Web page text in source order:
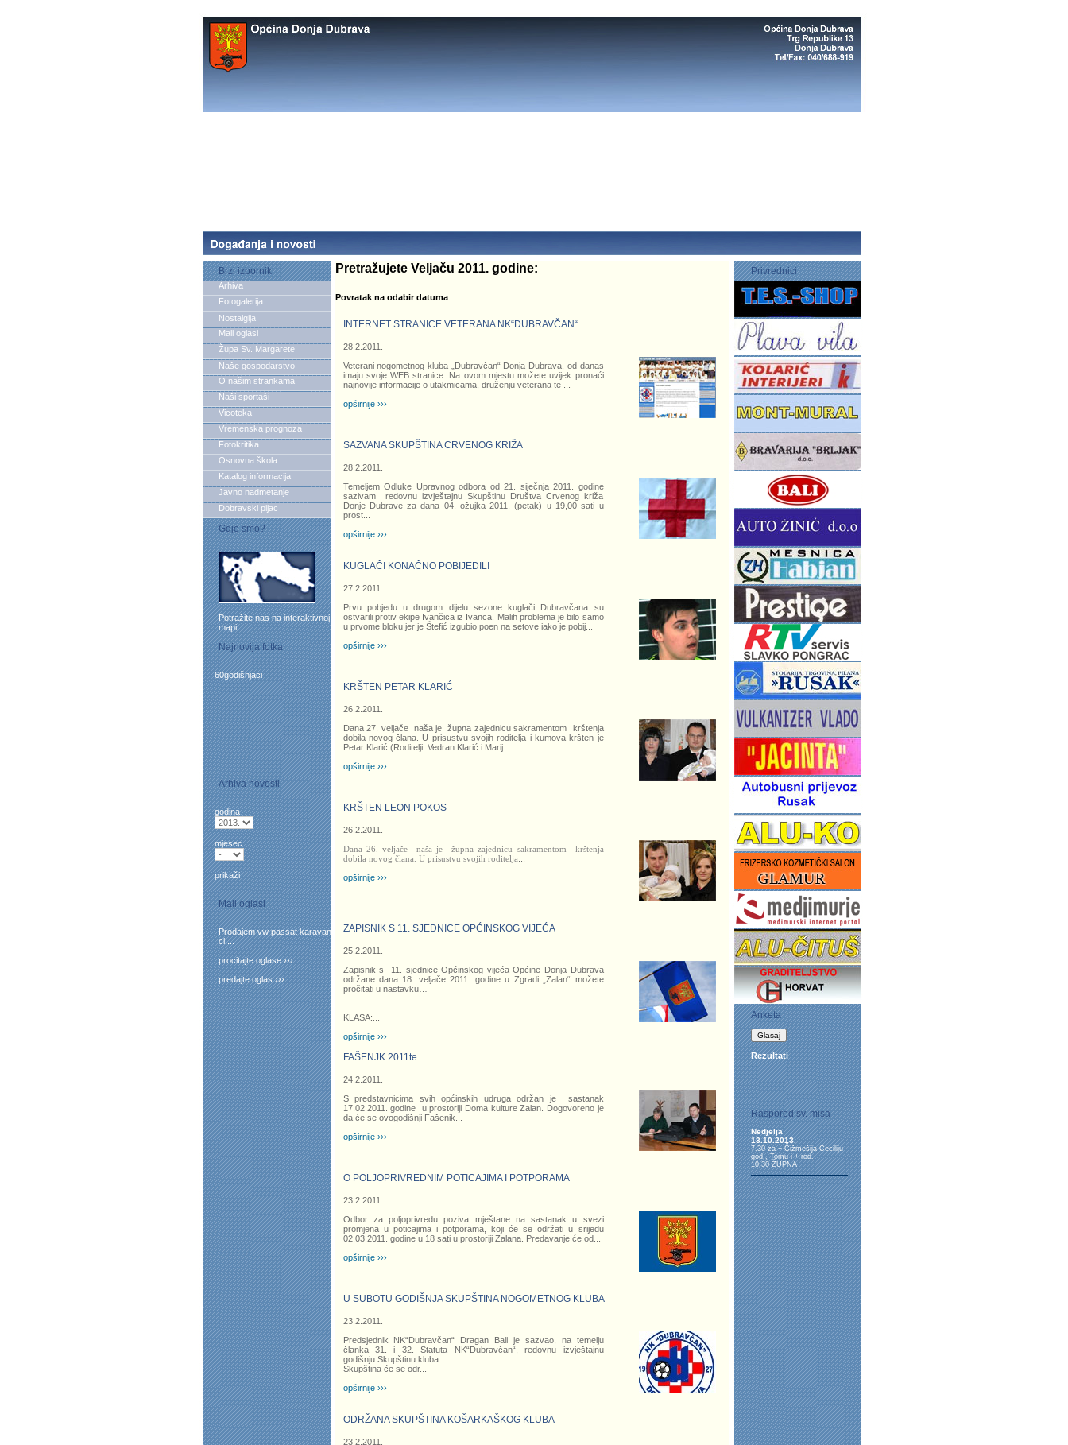
Brzi izbornik
Arhiva
Fotogalerija
Nostalgija
Mali oglasi
Župa Sv. Margarete
Naše gospodarstvo
O našim strankama
Naši sportaši
Vicoteka
Vremenska prognoza
Fotokritika
Osnovna škola
Katalog informacija
Javno nadmetanje
Dobravski pijac
Gdje smo?
Potražite nas na interaktivnoj
mapi!
Najnovija fotka
60godišnjaci
Arhiva novosti
godina
mjesec
prikaži
Mali oglasi
Prodajem vw passat karavan
cl,...
procitajte oglase ›››
predajte oglas ›››
Pretražujete Veljaču 2011. godine:
Povratak na odabir datuma
INTERNET STRANICE VETERANA NK“DUBRAVČAN“
28.2.2011.
Veterani nogometnog kluba „Dubravčan“ Donja Dubrava, od danas
imaju svoje WEB stranice. Na ovom mjestu možete uvijek pronaći
najnovije informacije o utakmicama, druženju veterana te
opširnije ›››
SAZVANA SKUPŠTINA CRVENOG KRIŽA
28.2.2011.
Temeljem Odluke Upravnog odbora od 21. siječnja 2011. godine
sazivam redovnu izvještajnu Skupštinu Društva Crvenog križa
Donje Dubrave za dana 04. ožujka 2011. (petak) u 19,00 sati u
prost...
opširnije ›››
KUGLAČI KONAČNO POBIJEDILI
27.2.2011.
Prvu pobjedu u drugom dijelu sezone kuglači Dubravčana su
ostvarili protiv ekipe Ivančica iz Ivanca. Malih problema je bilo samo
u prvome bloku jer je Štefić izgubio poen na setove iako je pobij...
opširnije ›››
KRŠTEN PETAR KLARIĆ
26.2.2011.
Dana 27. veljače naša je župna zajednicu sakramentom krštenja
dobila novog člana. U prisustvu svojih roditelja i kumova kršten je
Petar Klarić (Roditelji: Vedran Klarić i Marij...
opširnije ›››
KRŠTEN LEON POKOS
26.2.2011.
Dana 26. veljače naša je župna zajednicu sakramentom krštenja
dobila novog člana. U prisustvu svojih roditelja
opširnije ›››
ZAPISNIK S 11. SJEDNICE OPĆINSKOG VIJEĆA
25.2.2011.
Zapisnik s 11. sjednice Općinskog vijeća Općine Donja Dubrava
održane dana 18. veljače 2011. godine u Zgradi „Zalan“ možete
pročitati u nastavku…
KLASA:
opširnije ›››
FAŠENJK 2011te
24.2.2011.
S predstavnicima svih općinskih udruga održan je sastanak
17.02.2011. godine u prostoriji Doma kulture Zalan. Dogovoreno je
da će se ovogodišnji Fašenik
opširnije ›››
O POLJOPRIVREDNIM POTICAJIMA I POTPORAMA
23.2.2011.
Odbor za poljoprivredu poziva mještane na sastanak u svezi
promjena u poticajima i potporama, koji će se održati u srijedu
02.03.2011. godine u 18 sati u prostoriji Zalana. Predavanje će od
opširnije ›››
U SUBOTU GODIŠNJA SKUPŠTINA NOGOMETNOG KLUBA
23.2.2011.
Predsjednik NK“Dubravčan“ Dragan Bali je sazvao, na temelju
članka 31. i 32. Statuta NK“Dubravčan“, redovnu izvještajnu
godišnju Skupštinu kluba.
Skupština će se odr...
opširnije ›››
ODRŽANA SKUPŠTINA KOŠARKAŠKOG KLUBA
23.2.2011.
Privrednici
Anketa
Rezultati
Raspored sv. misa
Nedjelja
13.10.2013.
7.30 za + Čižmešija Ceciliju
god., Tomu i + rod.
10.30 ŽUPNA